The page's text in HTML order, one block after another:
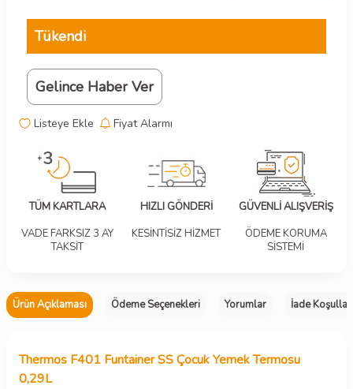
Tükendi
Gelince Haber Ver
Listeye Ekle Fiyat Alarmı
TÜM KARTLARA
VADE FARKSIZ 3 AY
TAKSİT
HIZLI GÖNDERİ
KESİNTİSİZ HİZMET
GÜVENLİ ALIŞVERİŞ
ÖDEME KORUMA
SİSTEMİ
Ürün Açıklaması Ödeme Seçenekleri Yorumlar İade Koşulları
Thermos F401 Funtainer SS Çocuk Yemek Termosu
0,29L